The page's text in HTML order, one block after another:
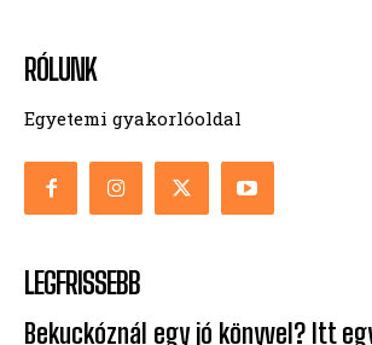
RÓLUNK
Egyetemi gyakorlóoldal
LEGFRISSEBB
Bekuckóznál egy jó könyvel? Itt